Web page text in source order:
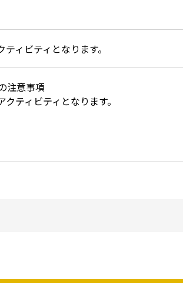
ィビティとなります。
注意事項
クティビティとなります。